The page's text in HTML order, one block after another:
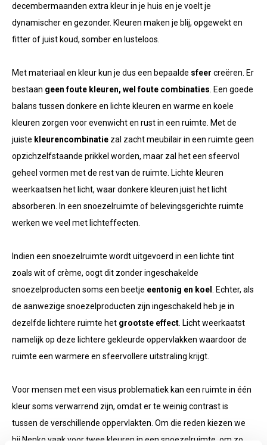
decembermaanden extra kleur in je huis en je voelt je
dynamischer en gezonder. Kleuren maken je blij, opgewekt en
fitter of juist koud, somber en lusteloos.
Met materiaal en kleur kun je dus een bepaalde sfeer creëren. Er
bestaan geen foute kleuren, wel foute combinaties . Een goede
balans tussen donkere en lichte kleuren en warme en koele
kleuren zorgen voor evenwicht en rust in een ruimte. Met de
juiste kleurencombinatie zal zacht meubilair in een ruimte geen
opzichzelfstaande prikkel worden, maar zal het een sfeervol
geheel vormen met de rest van de ruimte. Lichte kleuren
weerkaatsen het licht, waar donkere kleuren juist het licht
absorberen. In een snoezelruimte of belevingsgerichte ruimte
werken we veel met lichteffecten.
Indien een snoezelruimte wordt uitgevoerd in een lichte tint
zoals wit of crème, oogt dit zonder ingeschakelde
snoezelproducten soms een beetje eentonig en koel
. Echter, als
de aanwezige snoezelproducten zijn ingeschakeld heb je in
dezelfde lichtere ruimte het grootste effect . Licht weerkaatst
namelijk op deze lichtere gekleurde oppervlakken waardoor de
ruimte een warmere en sfeervollere uitstraling krijgt.
Voor mensen met een visus problematiek kan een ruimte in één
kleur soms verwarrend zijn, omdat er te weinig contrast is
tussen de verschillende oppervlakten. Om die reden kiezen we
bij Nenko vaak voor twee kleuren in een snoezelruimte, om zo